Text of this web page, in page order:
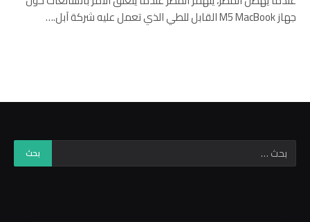
جهاز M5 MacBook القابل للطي الذي تعمل عليه شركة آبل.…